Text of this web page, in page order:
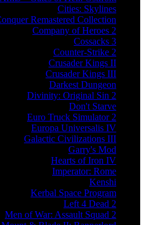
Cities: Skylines
Remastered Collection
Company of Heroes 2
Cossacks 3
Counter-Strike 2
Crusader Kings II
Crusader Kings III
Darkest Dungeon
Divinity: Original Sin 2
Don't Starve
Euro Truck Simulator 2
Europa Universalis IV
Galactic Civilizations III
Garry's Mod
Hearts of Iron IV
Imperator: Rome
Kenshi
Kerbal Space Program
Left 4 Dead 2
Men of War: Assault Squad 2